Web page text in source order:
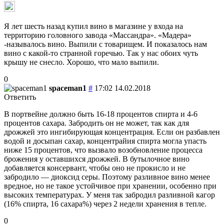
Я лет шесть назад купил вино в магазине у входа на
территорию головного завода «Массандра». «Мадера»
-называлось вино. Выпили с товарищем. И показалось нам
вино с какой-то странной горечью. Так у нас обоих чуть
крышу не снесло. Хорошо, что мало выпили.
0
spaceman1 # 17:02 14.02.2018
Ответить
В портвейне должно быть 16-18 процентов спирта и 4-6
процентов сахара. Забродить он не может, так как для
дрожжей это ингибирующая концентрация. Если он разбавлен
водой и досыпан сахар, концентрайия спирта могла упасть
ниже 15 процентов, что вызвало возобновление процесса
брожения у оставшихся дрожжей. В бутылочное вино
добавляется консервант, чтобы оно не прокисло и не
забродило — диоксид серы. Поэтому разливное вино менее
вредное, но не такое устойчивое при хранении, особенно при
высоких температурах. У меня так забродил разливной кагор
(16% спирта, 16 сахара%) через 2 недели хранения в тепле.
0